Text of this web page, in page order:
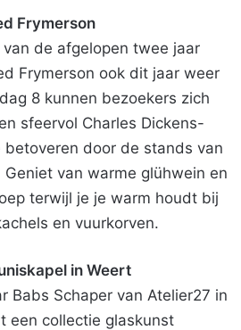
Frymerson
de afgelopen twee jaar
Frymerson ook dit jaar weer
8 kunnen bezoekers zich
sfeervol Charles Dickens-
betoveren door de stands van
van warme glühwein en
terwijl je je warm houdt bij
en vuurkorven.
in Weert
Babs Schaper van Atelier27 in
een collectie glaskunst